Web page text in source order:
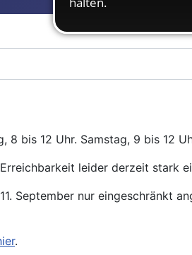
8 bis 12 Uhr. Samstag, 9 bis 12
leider derzeit stark
September nur eingeschränkt
.